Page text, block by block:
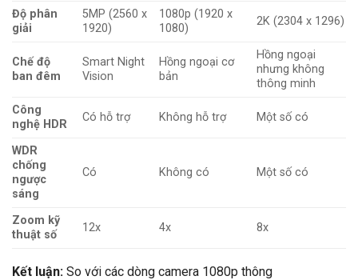
Độ phân
giải
5MP (2560 x
1920)
1080p (1920 x
1080)
2K (2304 x 1296)
Chế độ
ban đêm
Smart Night
Vision
Hồng ngoại cơ
bản
Hồng ngoại
nhưng không
thông minh
Công
nghệ HDR
Có hỗ trợ Không hỗ trợ Một số có
WDR
chống
ngược
sáng
Có Không có Một số có
Zoom kỹ
thuật số
12x 4x 8x
Kết luận: So với các dòng camera 1080p thông